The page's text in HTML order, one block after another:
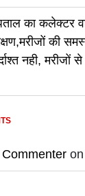
का कलेक्टर
की
नही, मरीजों
on